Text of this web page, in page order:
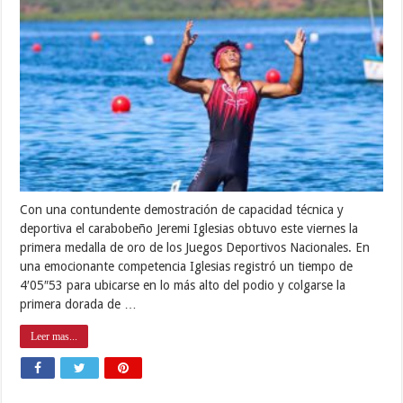
Con una contundente demostración de capacidad técnica y
deportiva el carabobeño Jeremi Iglesias obtuvo este viernes la
primera medalla de oro de los Juegos Deportivos Nacionales. En
una emocionante competencia Iglesias registró un tiempo de
4′05″53 para ubicarse en lo más alto del podio y colgarse la
primera dorada de …
Leer mas...